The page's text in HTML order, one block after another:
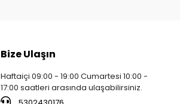
Bize Ulaşın
Haftaiçi 09:00 - 19:00 Cumartesi 10:00 -
17:00 saatleri arasında ulaşabilirsiniz.